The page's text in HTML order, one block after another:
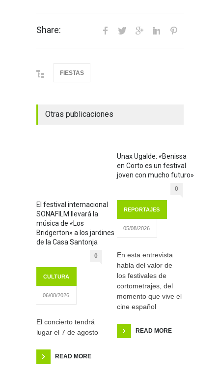
Share:
FIESTAS
Otras publicaciones
El festival internacional
SONAFILM llevará la
música de «Los
Bridgerton» a los jardines
de la Casa Santonja
0
CULTURA
06/08/2026
El concierto tendrá
lugar el 7 de agosto
READ MORE
Unax Ugalde: «Benissa
en Corto es un festival
joven con mucho futuro»
0
REPORTAJES
05/08/2026
En esta entrevista
habla del valor de
los festivales de
cortometrajes, del
momento que vive el
cine español
READ MORE